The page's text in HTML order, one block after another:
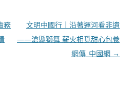
務
文明中國行｜沿著運河看非遺
——滄縣獅舞 薪火相覓甜心包養
網傳_中國網 →